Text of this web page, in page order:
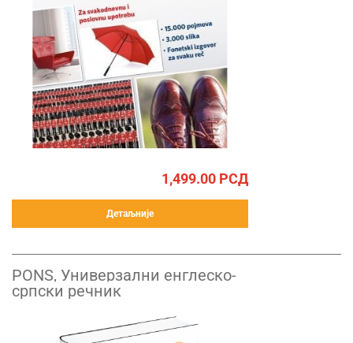
1,499.00 РСД
Детаљније
PONS, Универзални енглеско-
српски речник